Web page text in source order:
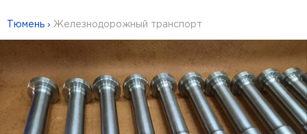
Тюмень › Железнодорожный транспорт